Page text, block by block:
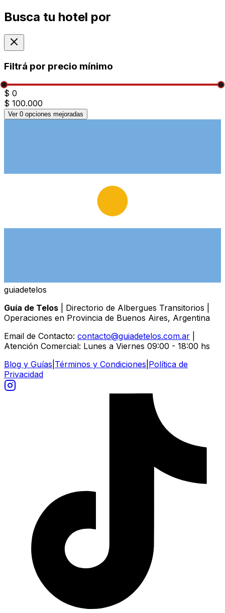
Busca tu hotel por
Filtrá por precio mínimo
$ 0
$ 100.000
Ver 0 opciones mejoradas
guiadetelos
Guía de Telos | Directorio de Albergues Transitorios |
Operaciones en Provincia de Buenos Aires, Argentina
Email de Contacto: contacto@guiadetelos.com.ar
Atención Comercial: Lunes a Viernes 09:00 - 18:00 hs
Blog y Guías Términos y Condiciones Política de
Privacidad